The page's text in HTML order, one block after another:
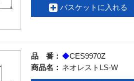
バスケットに入れる
品 番： ◆CES9970Z
商品名： ネオレストLS-W